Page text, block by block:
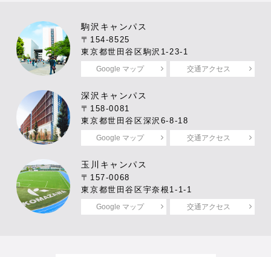
駒沢キャンパス
〒154-8525
東京都世田谷区駒沢1-23-1
Google マップ 交通アクセス
深沢キャンパス
〒158-0081
東京都世田谷区深沢6-8-18
Google マップ 交通アクセス
玉川キャンパス
〒157-0068
東京都世田谷区宇奈根1-1-1
Google マップ 交通アクセス